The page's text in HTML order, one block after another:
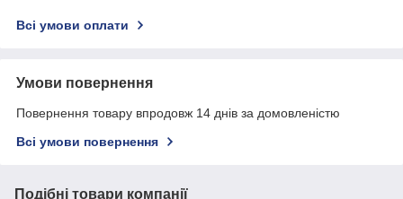
Всі умови оплати
Умови повернення
Повернення товару впродовж 14 днів за домовленістю
Всі умови повернення
Подібні товари компанії